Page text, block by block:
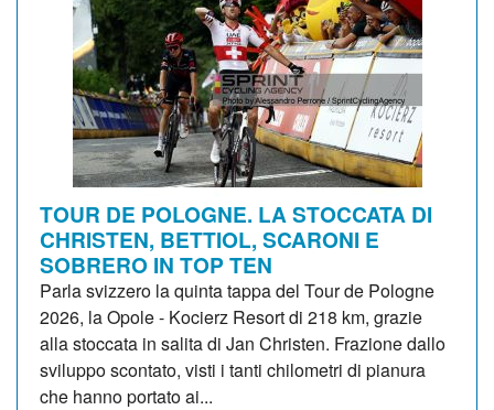
TOUR DE POLOGNE. LA STOCCATA DI
CHRISTEN, BETTIOL, SCARONI E
SOBRERO IN TOP TEN
Parla svizzero la quinta tappa del Tour de Pologne
2026, la Opole - Kocierz Resort di 218 km, grazie
alla stoccata in salita di Jan Christen. Frazione dallo
sviluppo scontato, visti i tanti chilometri di pianura
che hanno portato ai...